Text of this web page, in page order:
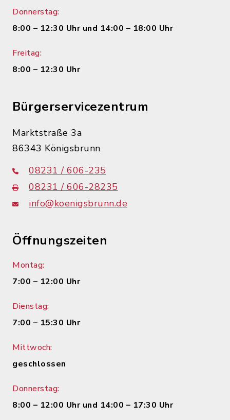
Donnerstag:
8:00 – 12:30 Uhr und 14:00 – 18:00 Uhr
Freitag:
8:00 – 12:30 Uhr
Bürgerservicezentrum
Marktstraße 3a
86343 Königsbrunn
08231 / 606-235
08231 / 606-28235
info@koenigsbrunn.de
Öffnungszeiten
Montag:
7:00 – 12:00 Uhr
Dienstag:
7:00 – 15:30 Uhr
Mittwoch:
geschlossen
Donnerstag:
8:00 – 12:00 Uhr und 14:00 – 17:30 Uhr